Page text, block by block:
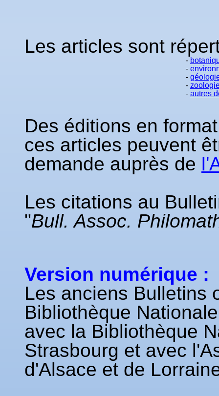
Les articles sont
-
-
-
-
- autres
Des éditions en
ces articles peuvent
demande auprès de
Les citations au
"Bull. Assoc.
Version numérique :
Les anciens Bulletins
Bibliothèque
avec la Bibliothèque
Strasbourg et avec
d'Alsace et de